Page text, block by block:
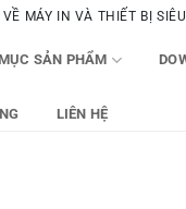
MÁY IN VÀ THIẾT BỊ
SẢN PHẨM
LIÊN HỆ